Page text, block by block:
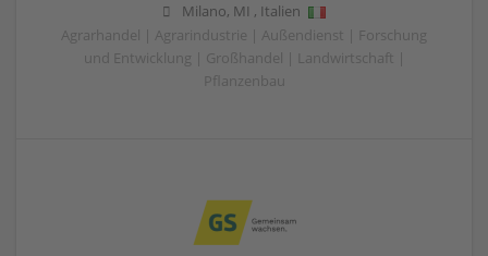
Milano, MI , Italien
Agrarhandel | Agrarindustrie | Außendienst | Forschung
und Entwicklung | Großhandel | Landwirtschaft |
Pflanzenbau